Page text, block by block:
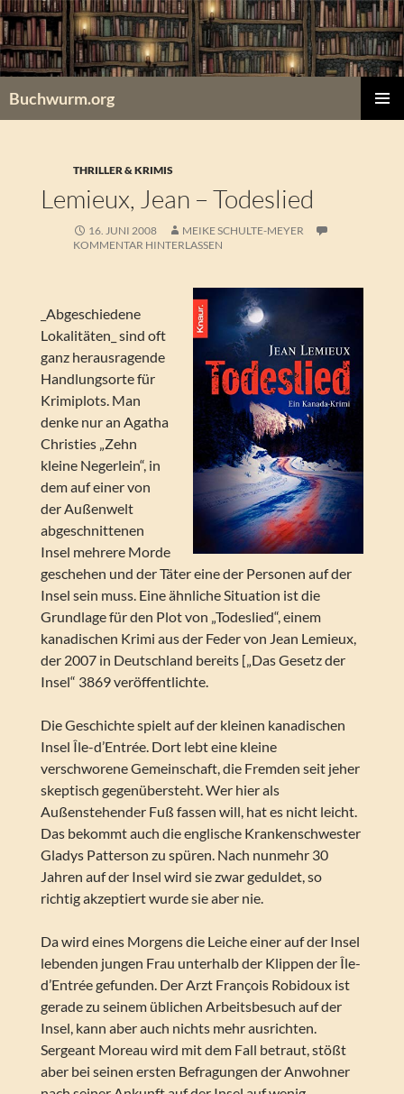
Zum
Inhalt
springen
Buchwurm.org
THRILLER & KRIMIS
Lemieux, Jean – Todeslied
16. JUNI 2008
MEIKE SCHULTE-MEYER
KOMMENTAR HINTERLASSEN
_Abgeschiedene
Lokalitäten_ sind oft
ganz herausragende
Handlungsorte für
Krimiplots. Man
denke nur an Agatha
Christies „Zehn
kleine Negerlein“, in
dem auf einer von
der Außenwelt
abgeschnittenen
Insel mehrere Morde
geschehen und der Täter eine der Personen auf der
Insel sein muss. Eine ähnliche Situation ist die
Grundlage für den Plot von „Todeslied“, einem
kanadischen Krimi aus der Feder von Jean Lemieux,
der 2007 in Deutschland bereits [„Das Gesetz der
Insel“ 3869 veröffentlichte.
Die Geschichte spielt auf der kleinen kanadischen
Insel Île-d’Entrée. Dort lebt eine kleine
verschworene Gemeinschaft, die Fremden seit jeher
skeptisch gegenübersteht. Wer hier als
Außenstehender Fuß fassen will, hat es nicht leicht.
Das bekommt auch die englische Krankenschwester
Gladys Patterson zu spüren. Nach nunmehr 30
Jahren auf der Insel wird sie zwar geduldet, so
richtig akzeptiert wurde sie aber nie.
Da wird eines Morgens die Leiche einer auf der Insel
lebenden jungen Frau unterhalb der Klippen der Île-
d’Entrée gefunden. Der Arzt François Robidoux ist
gerade zu seinem üblichen Arbeitsbesuch auf der
Insel, kann aber auch nichts mehr ausrichten.
Sergeant Moreau wird mit dem Fall betraut, stößt
aber bei seinen ersten Befragungen der Anwohner